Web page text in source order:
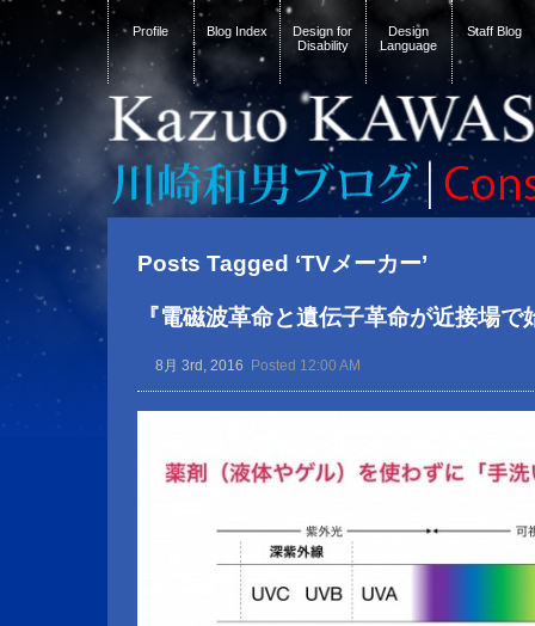
Profile Blog Index
Design for
Disability
Design
Language
Staff Blog
Posts Tagged ‘TVメーカー’
『電磁波革命と遺伝子革命が近接場で
8月 3rd, 2016 Posted 12:00 AM